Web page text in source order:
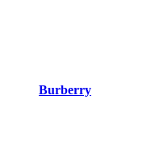
Burberry